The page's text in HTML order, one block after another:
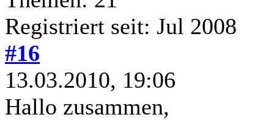
Registriert seit: Jul 2008
#16
13.03.2010, 19:06
Hallo zusammen,